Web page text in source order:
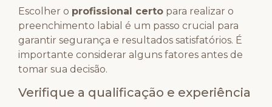
Escolher o profissional certo para realizar o
preenchimento labial é um passo crucial para
garantir segurança e resultados satisfatórios. É
importante considerar alguns fatores antes de
tomar sua decisão.
Verifique a qualificação e experiência